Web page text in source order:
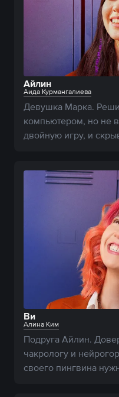
Айлин
Аида Курмангалиева
Девушка Марка.
компьютером, но не
двойную игру, и
Ви
Алина Ким
Подруга Айлин.
чакрологу и
своего пингвина